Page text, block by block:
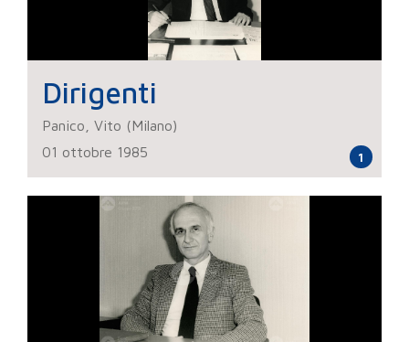
Dirigenti
Panico, Vito (Milano)
01 ottobre 1985
1